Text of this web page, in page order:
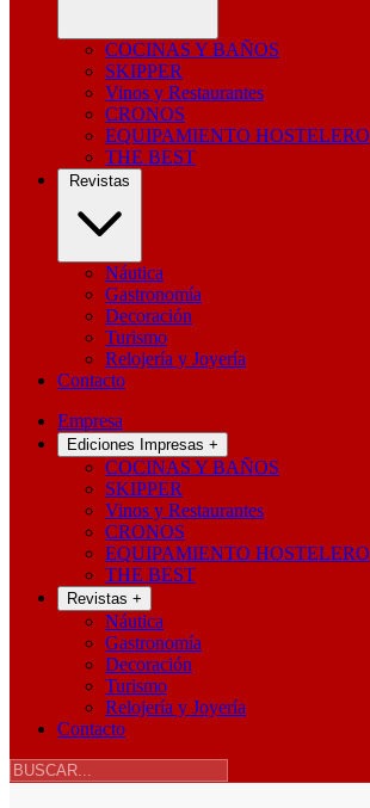
COCINAS Y BAÑOS
SKIPPER
Vinos y Restaurantes
CRONOS
EQUIPAMIENTO HOSTELERO
THE BEST
Revistas
Náutica
Gastronomía
Decoración
Turismo
Relojería y Joyería
Contacto
Empresa
Ediciones Impresas +
COCINAS Y BAÑOS
SKIPPER
Vinos y Restaurantes
CRONOS
EQUIPAMIENTO HOSTELERO
THE BEST
Revistas +
Náutica
Gastronomía
Decoración
Turismo
Relojería y Joyería
Contacto